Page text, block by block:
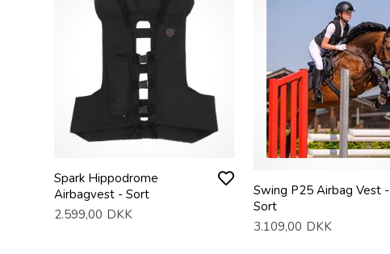
Spark Hippodrome
Airbagvest - Sort
2.599,00 DKK
Swing P25 Airbag Vest -
Sort
3.109,00 DKK